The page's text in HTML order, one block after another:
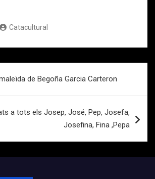
Catacultural
de Begoña Garcia Carteron
a tots els Josep, José, Pep, Josefa,
Josefina, Fina ,Pepa